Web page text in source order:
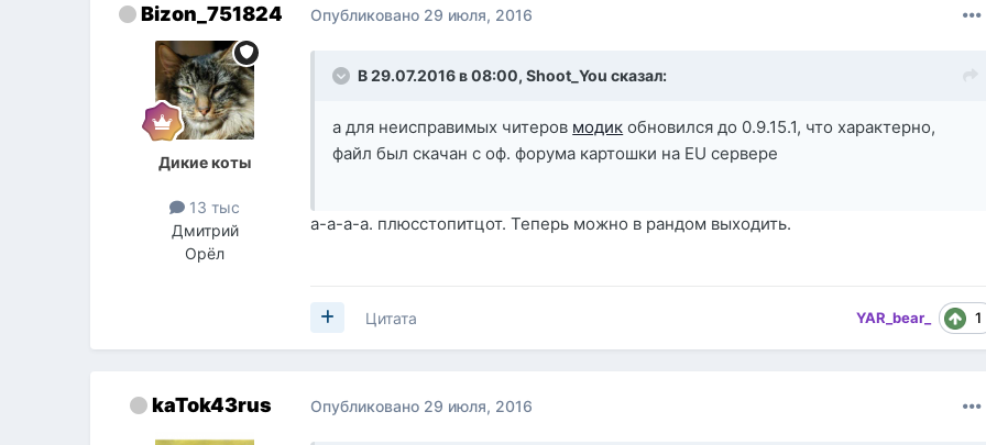
Bizon_751824
Дикие коты
13 тыс
Дмитрий
Орёл
Опубликовано 29 июля, 2016
В 29.07.2016 в 08:00,Shoot_You сказал:
а для неисправимых читеров модик обновился до 0.9.15.1, что характерно,
файл был скачан с оф. форума картошки на EU сервере
а-а-а-а. плюсстопитцот. Теперь можно в рандом выходить.
YAR_bear_ 1
Цитата
kaTok43rus Опубликовано 29 июля, 2016